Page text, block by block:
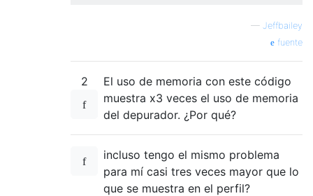
— Jeffbailey
fuente
2
El uso de memoria con este código
muestra x3 veces el uso de memoria
del depurador. ¿Por qué?
incluso tengo el mismo problema
para mí casi tres veces mayor que lo
que se muestra en el perfil?